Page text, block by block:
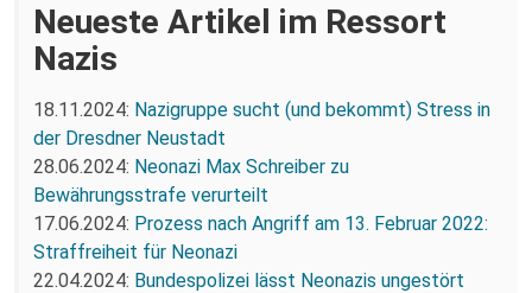
Neueste Artikel im Ressort
Nazis
18.11.2024: Nazigruppe sucht (und bekommt) Stress in
der Dresdner Neustadt
28.06.2024: Neonazi Max Schreiber zu
Bewährungsstrafe verurteilt
17.06.2024: Prozess nach Angriff am 13. Februar 2022:
Straffreiheit für Neonazi
22.04.2024: Bundespolizei lässt Neonazis ungestört